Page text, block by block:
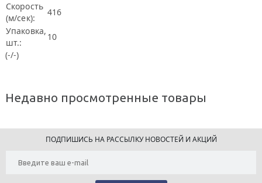
Скорость
(м/сек):
416
Упаковка,
шт.:
10
(-/-)
Недавно просмотренные товары
ПОДПИШИСЬ НА РАССЫЛКУ НОВОСТЕЙ И АКЦИЙ